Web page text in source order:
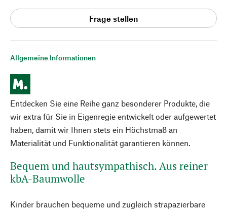
Allgemeine Informationen
Entdecken Sie eine Reihe ganz besonderer Produkte, die
wir extra für Sie in Eigenregie entwickelt oder aufgewertet
haben, damit wir Ihnen stets ein Höchstmaß an
Materialität und Funktionalität garantieren können.
Bequem und hautsympathisch. Aus reiner
kbA-Baumwolle
Kinder brauchen bequeme und zugleich strapazierbare
Frage stellen